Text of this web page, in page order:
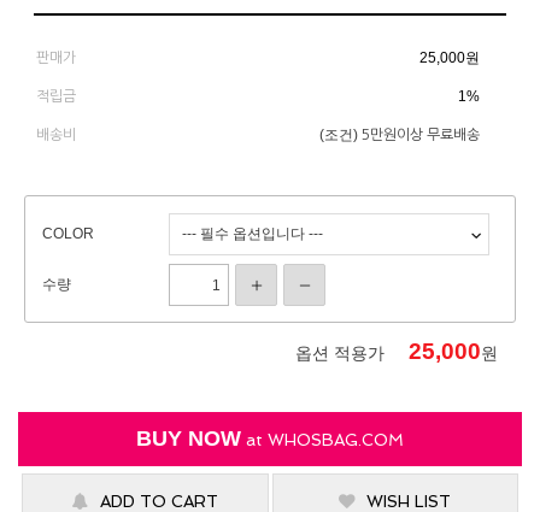
판매가 25,000원
적립금 1%
배송비 (조건) 5만원이상 무료배송
COLOR
수량
옵션 적용가 25,000원
BUY NOW at WHOSBAG.COM
ADD TO CART WISH LIST